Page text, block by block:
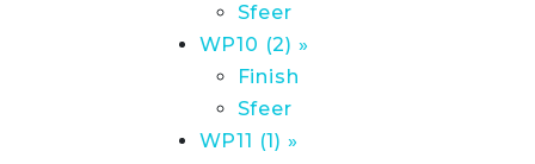
Sfeer
WP10 (2) »
Finish
Sfeer
WP11 (1) »